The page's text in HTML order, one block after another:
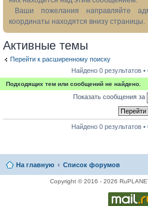
Ваши пожелания направляйте
координаты находятся внизу страницы.
Активные темы
Перейти к расширенному поиску
Найдено 0 результатов
Подходящих тем или сообщений не найдено.
Показать сообщения за
Найдено 0 результатов
На главную Список форумов
Copyright © 2016 - 2026